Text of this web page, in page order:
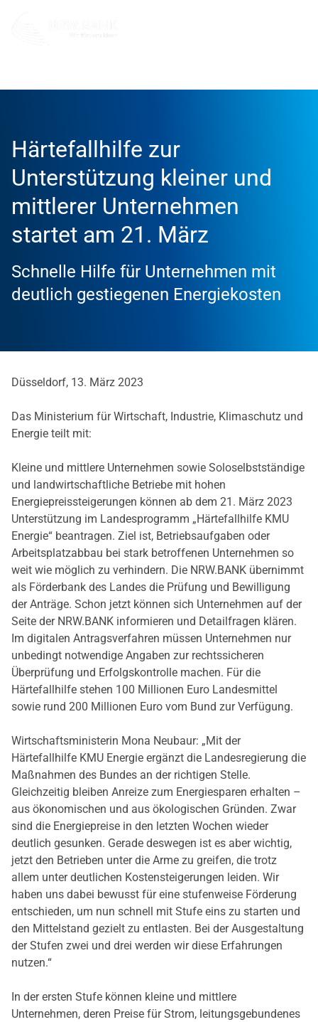
Härtefallhilfe zur
Unterstützung kleiner und
mittlerer Unternehmen
startet am 21. März
Schnelle Hilfe für Unternehmen mit
deutlich gestiegenen Energiekosten
Düsseldorf, 13. März 2023
Das Ministerium für Wirtschaft, Industrie, Klimaschutz und
Energie teilt mit:
Kleine und mittlere Unternehmen sowie Soloselbstständige
und landwirtschaftliche Betriebe mit hohen
Energiepreissteigerungen können ab dem 21. März 2023
Unterstützung im Landesprogramm „Härtefallhilfe KMU
Energie“ beantragen. Ziel ist, Betriebsaufgaben oder
Arbeitsplatzabbau bei stark betroffenen Unternehmen so
weit wie möglich zu verhindern. Die NRW.BANK übernimmt
als Förderbank des Landes die Prüfung und Bewilligung
der Anträge. Schon jetzt können sich Unternehmen auf der
Seite der NRW.BANK informieren und Detailfragen klären.
Im digitalen Antragsverfahren müssen Unternehmen nur
unbedingt notwendige Angaben zur rechtssicheren
Überprüfung und Erfolgskontrolle machen. Für die
Härtefallhilfe stehen 100 Millionen Euro Landesmittel
sowie rund 200 Millionen Euro vom Bund zur Verfügung.
Wirtschaftsministerin Mona Neubaur: „Mit der
Härtefallhilfe KMU Energie ergänzt die Landesregierung die
Maßnahmen des Bundes an der richtigen Stelle.
Gleichzeitig bleiben Anreize zum Energiesparen erhalten –
aus ökonomischen und aus ökologischen Gründen. Zwar
sind die Energiepreise in den letzten Wochen wieder
deutlich gesunken. Gerade deswegen ist es aber wichtig,
jetzt den Betrieben unter die Arme zu greifen, die trotz
allem unter deutlichen Kostensteigerungen leiden. Wir
haben uns dabei bewusst für eine stufenweise Förderung
entschieden, um nun schnell mit Stufe eins zu starten und
den Mittelstand gezielt zu entlasten. Bei der Ausgestaltung
der Stufen zwei und drei werden wir diese Erfahrungen
nutzen.“
In der ersten Stufe können kleine und mittlere
Unternehmen, deren Preise für Strom, leitungsgebundenes